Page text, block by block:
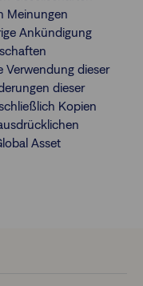
Meinungen
Ankündigung
dieser
dieser
Kopien
Asset